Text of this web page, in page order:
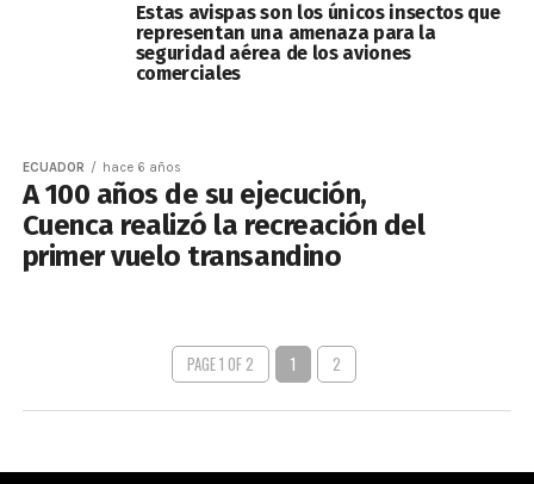
Estas avispas son los únicos insectos que
representan una amenaza para la
seguridad aérea de los aviones
comerciales
ECUADOR hace 6 años
A 100 años de su ejecución,
Cuenca realizó la recreación del
primer vuelo transandino
PAGE 1 OF 2 1 2